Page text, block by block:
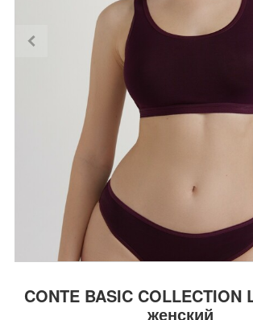
CONTE BASIC COLLECTION
женский